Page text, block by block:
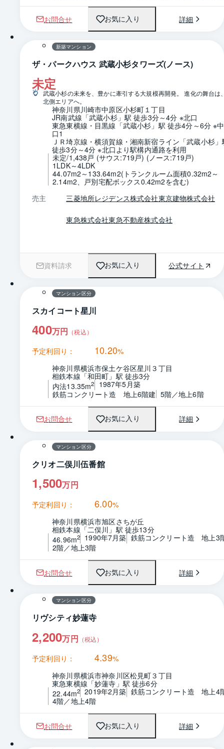
お問合せ お気に入り 詳細
新築マンション
ザ・パークハウス 武蔵小杉タワーズ(ノース)
未定
武蔵小杉の未来を、豊かに牽引する大規模再開発。 進化の舞台は
北側エリアへ。
神奈川県川崎市中原区小杉町１丁目
JR南武線「武蔵小杉」駅 徒歩3分～4分 ※北口
東急東横線・目黒線「武蔵小杉」駅 徒歩4分～6分 ※
口1
ＪＲ埼京線・横須賀線・湘南新宿ライン「武蔵小杉」
徒歩3分～4分 ※北口より駅構内通路を利用
未定/1,438戸 (サウス:719戸) (ノース:719戸)
1LDK～4LDK
44.07m2～133.64m2(トランクルーム面積0.32m2～
2.14m2、戸別宅配ボックス0.42m2を含む)
売主
三菱地所レジデンス株式会社東京建物株式会社
東急株式会社東急不動産株式会社
資料請求 お気に入り 公式サイト
1 / 0 間取り
マンション区分
スカイコート星川
400万円 （税込）
予定利回り： 10.20%
神奈川県横浜市保土ケ谷区星川３丁目
相鉄本線「和田町」駅 徒歩3分
内法13.35m2
1987年5月築
鉄筋コンクリート造　地上6階建 5階／地上6階
お問合せ お気に入り 詳細
1 / 0 間取り
マンション区分
クリオ二俣川伍番館
1,500万円
予定利回り： 6.00%
神奈川県横浜市旭区さちが丘
相鉄本線「二俣川」駅 徒歩13分
46.96m2 1990年7月築 鉄筋コンクリート造　地上3
2階／地上3階
お問合せ お気に入り 詳細
1 / 0 間取り
マンション区分
リヴシティ妙蓮寺
2,200万円 （税込）
予定利回り： 4.39%
神奈川県横浜市神奈川区松見町３丁目
東急東横線「妙蓮寺」駅 徒歩6分
22.44m2 2019年2月築 鉄筋コンクリート造　地上4
4階／地上4階
お問合せ お気に入り 詳細
1 / 0 間取り